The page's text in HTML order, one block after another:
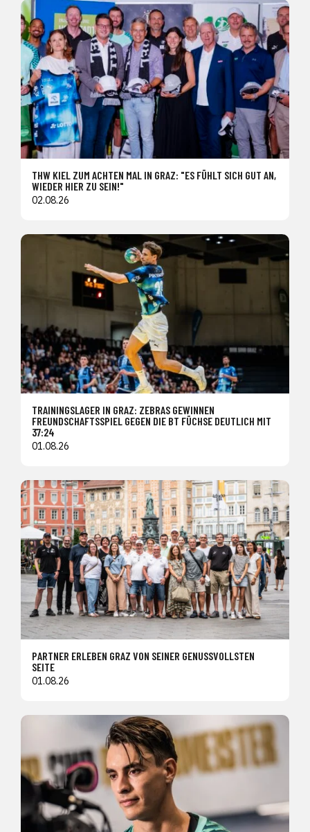
THW KIEL ZUM ACHTEN MAL IN GRAZ: "ES FÜHLT SICH GUT AN,
WIEDER HIER ZU SEIN!"
02.08.26
TRAININGSLAGER IN GRAZ: ZEBRAS GEWINNEN
FREUNDSCHAFTSSPIEL GEGEN DIE BT FÜCHSE DEUTLICH MIT
37:24
01.08.26
PARTNER ERLEBEN GRAZ VON SEINER GENUSSVOLLSTEN
SEITE
01.08.26